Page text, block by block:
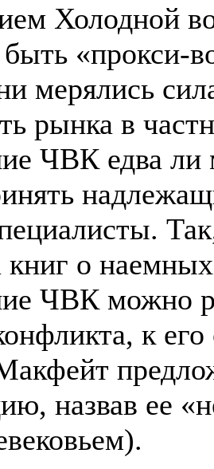
Холодной
быть «прокси-
мерялись
рынка в
ЧВК едва ли
книг о
ЧВК можно
к
назвав ее